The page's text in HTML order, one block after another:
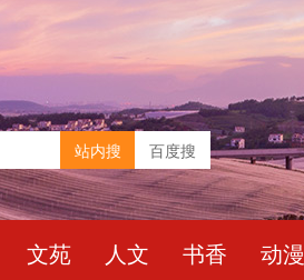
站内搜 百度搜
文苑 人文 书香
动漫